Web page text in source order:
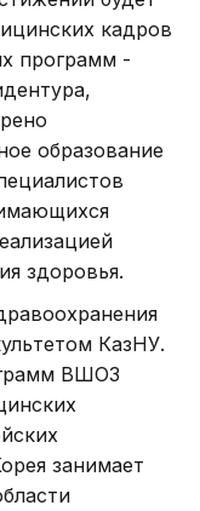
кадров
программ -
образование
здоровья.
КазНУ.
ВШОЗ
занимает